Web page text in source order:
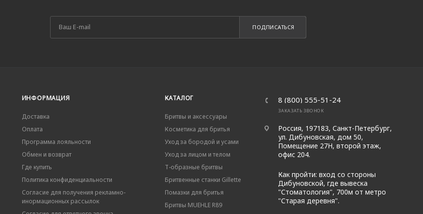
ПОДПИСАТЬСЯ
ИНФОРМАЦИЯ
Доставка
Оплата
Программа лояльности
Обмен и возврат
Где купить
Политика конфиденциальности
Согласие для получения рекламно-
инормационных рассылок
КАТАЛОГ
Бритвы и аксессуары
Косметика для бритья
Уход за бородой и усами
Уход за лицом и телом
Т-образные бритвы
Бритвенные станки Gillette
Помазки для бритья
Бритвы MUEHLE R89
8 (800) 555-51-24
ЗАКАЗАТЬ ЗВОНОК
Россия, 197183, Санкт-Петербург,
ул. Дибуновская, дом 50,
Помещение 27Н, второй этаж,
офис 204.
Как пройти: вход со стороны
Дибуновской, где вывеска
"Стоматология", 700м от метро
"Старая деревня".